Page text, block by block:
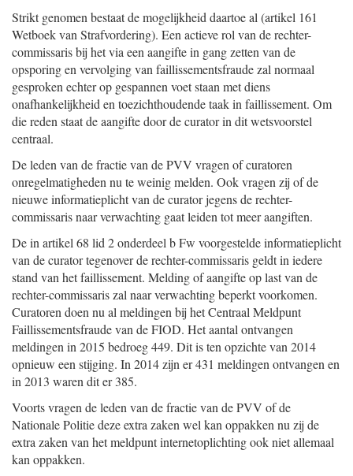
Strikt genomen bestaat de mogelijkheid daartoe al (artikel 161
Wetboek van Strafvordering). Een actieve rol van de rechter-
commissaris bij het via een aangifte in gang zetten van de
opsporing en vervolging van faillissementsfraude zal normaal
gesproken echter op gespannen voet staan met diens
onafhankelijkheid en toezichthoudende taak in faillissement. Om
die reden staat de aangifte door de curator in dit wetsvoorstel
centraal.
De leden van de fractie van de PVV vragen of curatoren
onregelmatigheden nu te weinig melden. Ook vragen zij of de
nieuwe informatieplicht van de curator jegens de rechter-
commissaris naar verwachting gaat leiden tot meer aangiften.
De in artikel 68 lid 2 onderdeel b Fw voorgestelde informatieplicht
van de curator tegenover de rechter-commissaris geldt in iedere
stand van het faillissement. Melding of aangifte op last van de
rechter-commissaris zal naar verwachting beperkt voorkomen.
Curatoren doen nu al meldingen bij het Centraal Meldpunt
Faillissementsfraude van de FIOD. Het aantal ontvangen
meldingen in 2015 bedroeg 449. Dit is ten opzichte van 2014
opnieuw een stijging. In 2014 zijn er 431 meldingen ontvangen en
in 2013 waren dit er 385.
Voorts vragen de leden van de fractie van de PVV of de
Nationale Politie deze extra zaken wel kan oppakken nu zij de
extra zaken van het meldpunt internetoplichting ook niet allemaal
kan oppakken.